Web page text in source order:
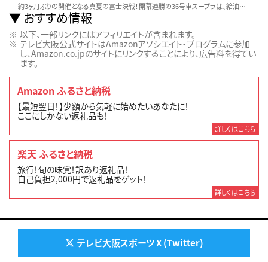
約3ヶ月ぶりの開催となる真夏の富士決戦！開幕連勝の36号車スープラは、給油リストリクターでピット時間がかかる試練が！追うニッサンZやホンダ新型プレリュードの逆襲は？
おすすめ情報
以下、一部リンクにはアフィリエイトが含まれます。
テレビ大阪公式サイトはAmazonアソシエイト・プログラムに参加
し、Amazon.co.jpのサイトにリンクすることにより、広告料を得てい
ます。
Amazon ふるさと納税
【最短翌日！】少額から気軽に始めたいあなたに！
ここにしかない返礼品も！
詳しくはこちら
楽天 ふるさと納税
旅行！旬の味覚！訳あり返礼品！
自己負担2,000円で返礼品をゲット！
詳しくはこちら
テレビ大阪スポーツ X (Twitter)